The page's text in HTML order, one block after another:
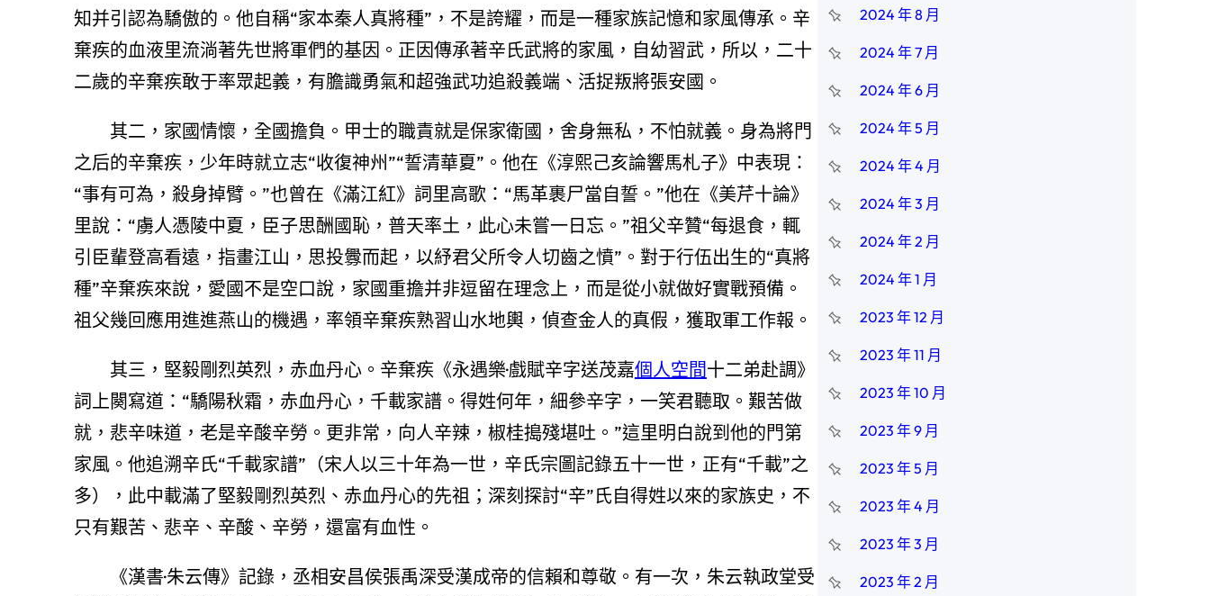
知并引認為驕傲的。他自稱“家本秦人真將種”，不是誇耀，而是一種家族記憶和家風傳承。辛
棄疾的血液里流淌著先世將軍們的基因。正因傳承著辛氏武將的家風，自幼習武，所以，二十
二歲的辛棄疾敢于率眾起義，有膽識勇氣和超強武功追殺義端、活捉叛將張安國。
其二，家國情懷，全國擔負。甲士的職責就是保家衛國，舍身無私，不怕就義。身為將門
之后的辛棄疾，少年時就立志“收復神州”“誓清華夏”。他在《淳熙己亥論響馬札子》中表現：
“事有可為，殺身掉臂。”也曾在《滿江紅》詞里高歌：“馬革裹尸當自誓。”他在《美芹十論》
里說：“虜人憑陵中夏，臣子思酬國恥，普天率土，此心未嘗一日忘。”祖父辛贊“每退食，輒
引臣輩登高看遠，指畫江山，思投釁而起，以紓君父所令人切齒之憤”。對于行伍出生的“真將
種”辛棄疾來說，愛國不是空口說，家國重擔并非逗留在理念上，而是從小就做好實戰預備。
祖父幾回應用進進燕山的機遇，率領辛棄疾熟習山水地輿，偵查金人的真假，獲取軍工作報。
其三，堅毅剛烈英烈，赤血丹心。辛棄疾《永遇樂·戲賦辛字送茂嘉個人空間十二弟赴調》
詞上闋寫道：“驕陽秋霜，赤血丹心，千載家譜。得姓何年，細參辛字，一笑君聽取。艱苦做
就，悲辛味道，老是辛酸辛勞。更非常，向人辛辣，椒桂搗殘堪吐。”這里明白說到他的門第
家風。他追溯辛氏“千載家譜”（宋人以三十年為一世，辛氏宗圖記錄五十一世，正有“千載”之
多），此中載滿了堅毅剛烈英烈、赤血丹心的先祖；深刻探討“辛”氏自得姓以來的家族史，不
只有艱苦、悲辛、辛酸、辛勞，還富有血性。
《漢書·朱云傳》記錄，丞相安昌侯張禹深受漢成帝的信賴和尊敬。有一次，朱云執政堂受
2024 年 8 月
2024 年 7 月
2024 年 6 月
2024 年 5 月
2024 年 4 月
2024 年 3 月
2024 年 2 月
2024 年 1 月
2023 年 12 月
2023 年 11 月
2023 年 10 月
2023 年 9 月
2023 年 5 月
2023 年 4 月
2023 年 3 月
2023 年 2 月